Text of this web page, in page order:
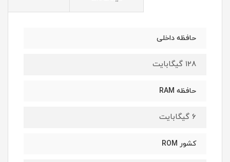
حافظه داخلی
۱۲۸ گیگابایت
حافظه RAM
۶ گیگابایت
کشور ROM